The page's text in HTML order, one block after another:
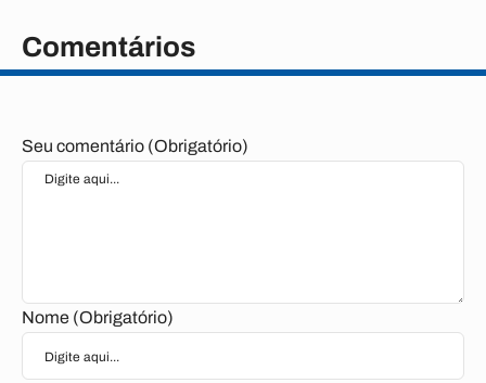
Comentários
Seu comentário (Obrigatório)
Nome (Obrigatório)